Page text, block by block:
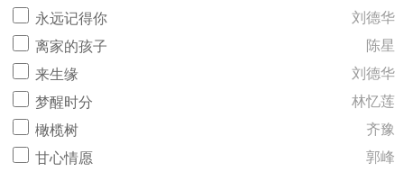
永远记得你
刘德华
离家的孩子
陈星
来生缘
刘德华
梦醒时分
林忆莲
橄榄树
齐豫
甘心情愿
郭峰